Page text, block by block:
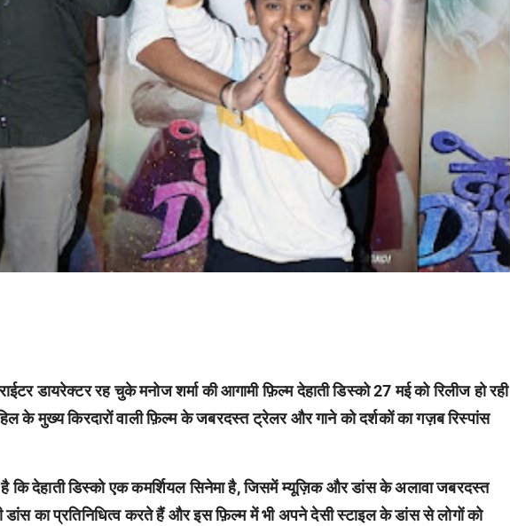
डायरेक्टर रह चुके मनोज शर्मा की आगामी फ़िल्म देहाती डिस्को 27 मई को रिलीज हो रही
के मुख्य किरदारों वाली फ़िल्म के जबरदस्त ट्रेलर और गाने को दर्शकों का गज़ब रिस्पांस
कि देहाती डिस्को एक कमर्शियल सिनेमा है, जिसमें म्यूज़िक और डांस के अलावा जबरदस्त
का प्रतिनिधित्व करते हैं और इस फ़िल्म में भी अपने देसी स्टाइल के डांस से लोगों को